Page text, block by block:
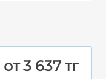
от 3 637 тг